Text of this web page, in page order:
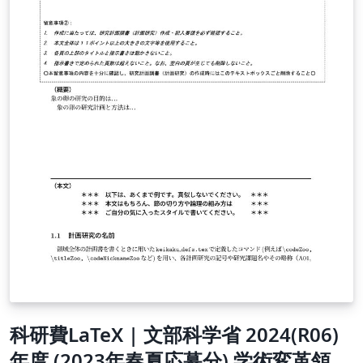
科研費LaTeX | 文部科学省 2024(R06)